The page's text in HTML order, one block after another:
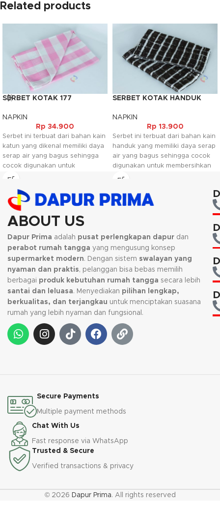
Related products
SERBET KOTAK 177
NAPKIN
Rp 34.900
Serbet ini terbuat dari bahan kain
katun yang dikenal memiliki daya
serap air yang bagus sehingga
cocok digunakan untuk
membersihkan piring, lap tangan
tangga lainnya. Untuk
pemakaiannya juga bisa
digunakan dimana saja seperti
rumah makan, restaurant dan lain
sebagainya. Serbet ini juga
mudah dibersihkan dan dicuci
sehingga bisa digunakan
berulang ulang.
Kami akan menghubungi Anda
kembali, jika request warna tidak
tersedia.
SERBET KOTAK HANDUK
NAPKIN
Rp 13.900
Serbet ini terbuat dari bahan kain
handuk yang memiliki daya serap
air yang bagus sehingga cocok
digunakan untuk membersihkan
piring, lap tangan maupun untuk
Untuk pemakaiannya juga bisa
digunakan dimana saja seperti
rumah makan, restaurant dan lain
mudah dibersihkan dan dicuci
sehingga bisa digunakan
berulang ulang.
Kami akan menghubungi Anda
kembali, jika request warna tidak
tersedia.
ABOUT US
Dapur Prima adalah pusat perlengkapan dapur dan
perabot rumah tangga yang mengusung konsep
supermarket modern. Dengan sistem swalayan yang
nyaman dan praktis, pelanggan bisa bebas memilih
berbagai produk kebutuhan rumah tangga secara lebih
santai dan leluasa. Menyediakan pilihan lengkap,
berkualitas, dan terjangkau untuk menciptakan suasana
rumah yang lebih nyaman dan fungsional.
Secure Payments
Multiple payment methods
Chat With Us
Fast response via WhatsApp
Trusted & Secure
Verified transactions & privacy
© 2026 Dapur Prima. All rights reserved